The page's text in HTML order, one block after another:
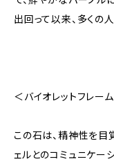
出回って以来、多くの
＜バイオレットフレ
この石は、精神性を目
ェルとのコミュニケー